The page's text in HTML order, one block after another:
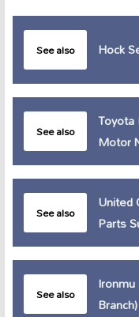
See also Hock
See also
Motor
See also
United
Parts
See also
Ironmu
Branch)